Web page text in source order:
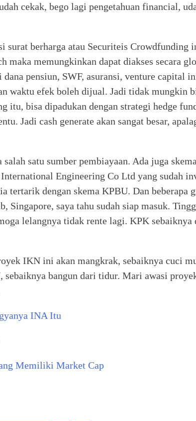
cekak, bego lagi pengetahuan financial,
surat berharga atau Securiteis Crowdfunding
maka memungkinkan dapat diakses secara
pensiun, SWF, asuransi, venture capital
waktu efek boleh dijual. Jadi tidak mungkin
itu, bisa dipadukan dengan strategi hedge
Jadi cash generate akan sangat besar,
satu sumber pembiayaan. Ada juga
Engineering Co Ltd yang sudah
tertarik dengan skema KPBU. Dan beberapa
Singapore, saya tahu sudah siap masuk.
lelangnya tidak rente lagi. KPK
IKN ini akan mangkrak, sebaiknya cuci
sebaiknya bangun dari tidur. Mari awasi
INA Itu
Memiliki Market Cap